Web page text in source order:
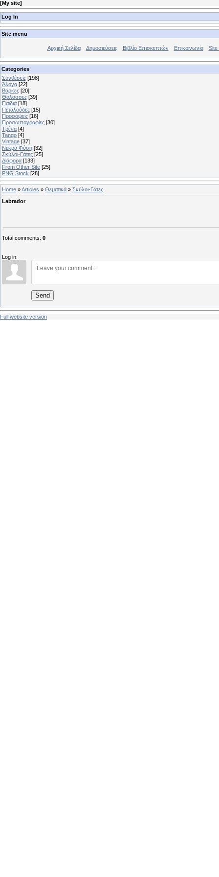
[My site]
Log In
Site menu
Αρχική Σελίδα Δημοσιεύσεις Βιβλίο Επισκεπτών Επικοινωνία Site
Categories
Συνθέσεις [198]
Άλογα [22]
Βάρκες [20]
Θάλασσες [39]
Παιδιά [18]
Πεταλούδες [15]
Προσόψεις [16]
Προσωπογραφίες [30]
Τρένα [4]
Tango [4]
Vintage [37]
Νεκρά Φύση [32]
Σκύλοι-Γάτες [25]
Διάφορα [133]
From Other Site [25]
PNG Stock [28]
Home »Articles » Θεματικά » Σκύλοι-Γάτες
Labrador
Total comments: 0
Log in:
Send
Full website version